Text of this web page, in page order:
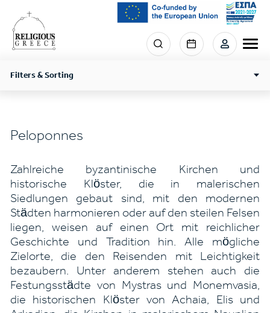
main
content
Menu
section
Filters & Sorting
Peloponnes
Zahlreiche byzantinische Kirchen und
historische Klöster, die in malerischen
Siedlungen gebaut sind, mit den modernen
Städten harmonieren oder auf den steilen Felsen
liegen, weisen auf einen Ort mit reichlicher
Geschichte und Tradition hin. Alle mögliche
Zielorte, die den Reisenden mit Leichtigkeit
bezaubern. Unter anderem stehen auch die
Festungsstädte von Mystras und Monemvasia,
die historischen Klöster von Achaia, Elis und